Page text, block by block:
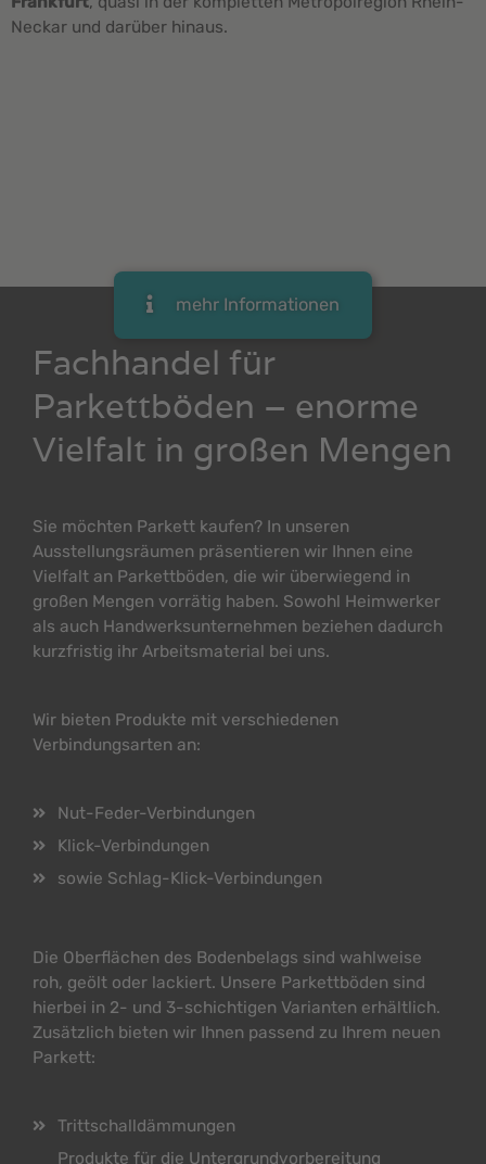
Neckar und darüber hinaus.
mehr Informationen
Fachhandel für
Parkettböden – enorme
Vielfalt in großen Mengen
Sie möchten Parkett kaufen? In unseren
Ausstellungsräumen präsentieren wir Ihnen eine
Vielfalt an Parkettböden, die wir überwiegend in
großen Mengen vorrätig haben. Sowohl Heimwerker
als auch Handwerksunternehmen beziehen dadurch
kurzfristig ihr Arbeitsmaterial bei uns.
Wir bieten Produkte mit verschiedenen
Verbindungsarten an:
Nut-Feder-Verbindungen
Klick-Verbindungen
sowie Schlag-Klick-Verbindungen
Die Oberflächen des Bodenbelags sind wahlweise
roh, geölt oder lackiert. Unsere Parkettböden sind
hierbei in 2- und 3-schichtigen Varianten erhältlich.
Zusätzlich bieten wir Ihnen passend zu Ihrem neuen
Parkett:
Trittschalldämmungen
Produkte für die Untergrundvorbereitung